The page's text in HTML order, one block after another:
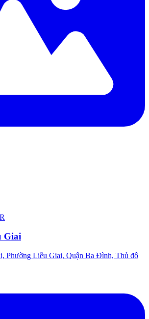
Giai
Phường Liễu Giai, Quận Ba Đình, Thủ đô